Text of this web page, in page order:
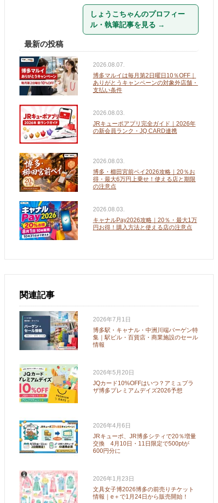
しょうこちゃんのプロフィー
ル・執筆記事を見る →
最新の投稿
2026.08.07.
博多マルイは毎月第2日曜日10％OFF｜
ありがとうキャンペーンの対象外店舗・
支払い条件
2026.08.03.
JRキューポアプリ完全ガイド｜2026年
の新会員ランク・JQ CARD連携
2026.08.03.
博多・櫛田宮前ペイ2026攻略｜20％お
得・最大6万円上乗せ！使える店と期限
の注意点
2026.08.03.
キャナルPay2026攻略｜20％・最大1万
円お得！購入方法と使える店の注意点
関連記事
2026年7月1日
博多駅・キャナル・中洲川端バーゲン特
集｜駅ビル・百貨店・商業施設のセール
情報
2026年5月20日
JQカード10%OFFはいつ？アミュプラ
ザ博多プレミアムデイズ2026予想
2026年4月6日
JRキューポ、JR博多シティで20％増量
交換 4月10日・11日限定で500ptが
600円分に
2026年1月23日
文具女子博2026博多の前売りチケット
情報｜e＋で1月24日から販売開始！